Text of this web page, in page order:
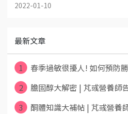
2022-01-10
最新文章
1
春季過敏很擾人! 如何預防
2
膽固醇大解密 | 芃彧營養師
3
酮體知識大補帖 | 芃彧營養